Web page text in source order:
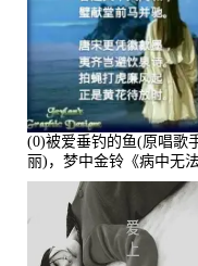
(0)被爱垂钓的鱼(原唱歌
丽)，梦中金铃《病中无
复大家》在线演唱3586分